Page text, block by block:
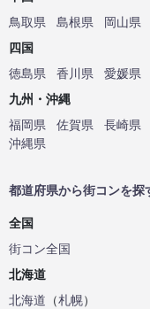
鳥取県
島根県 岡山県
四国
徳島県
香川県 愛媛県
九州・沖縄
福岡県
佐賀県 長崎県
沖縄県
都道府県から街コンを探
全国
街コン全国
北海道
北海道 （札幌）